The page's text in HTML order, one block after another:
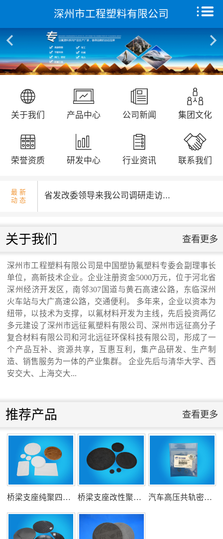
深州市工程塑料有限公司
关于我们 产品中心 公司新闻 集团文化
荣誉资质 研发中心 行业资讯 联系我们
最 新
动 态
核酸检测演练...
国庆升旗仪式...
省发改委领导来我公司调研走访...
交通运输行业标准《桥梁支座用高分子材料
滑板》 送审稿审查会在京召开...
河北省科学院与远征环保科技有限公司能源
式...
氟塑料行业兴氟沙龙...
关于我们 查看更多
深州市工程塑料有限公司是中国塑协氟塑料专委会副理事长
单位，高新技术企业。企业注册资金5000万元，位于河北省
深州经济开发区，南邻307国道与黄石高速公路，东临深州
火车站与大广高速公路，交通便利。 多年来，企业以资本为
纽带，以技术为支撑，以氟材料开发为主线，先后投资两亿
多元建设了深州市远征氟塑料有限公司、深州市远征高分子
复合材料有限公司和河北远征环保科技有限公司，形成了一
个产品互补、资源共享，互惠互利，集产品研发、生产制
造、销售服务为一体的产业集群。 企业先后与清华大学、西
安交大、上海交大...
推荐产品 查看更多
桥梁支座纯聚四氟乙烯滑板 桥梁支座改性聚四氟乙烯滑板 汽车高压共轨密封圈
首页
关于我们
产品中心
远征研发中心
集团文化
新闻动态